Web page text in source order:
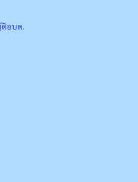
อบต.